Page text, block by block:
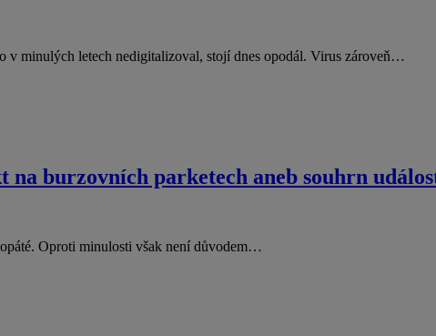
v minulých letech nedigitalizoval, stojí dnes opodál. Virus zároveň…
burzovních parketech aneb souhrn
Oproti minulosti však není důvodem…